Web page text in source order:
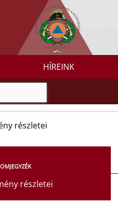
HÍREINK
részletei
részletei